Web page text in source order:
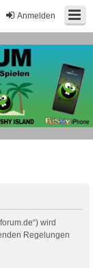
Anmelden
wird
Regelungen